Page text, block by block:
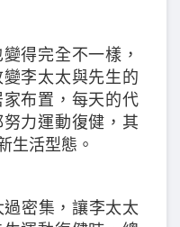
得完全不一樣，
李太太與先生的
布置，每天的代
力運動復健，其
生活型態。
密集，讓李太太